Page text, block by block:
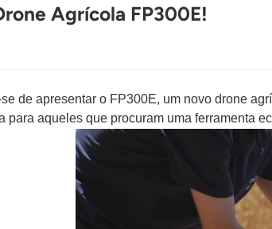
Agrícola FP300E!
de apresentar o FP300E, um novo drone
para aqueles que procuram uma ferramenta